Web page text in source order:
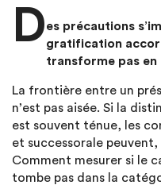
Des précautions
gratification
transforme pas en
La frontière entre un
n’est pas aisée. Si la
est souvent ténue, les
et successorale
Comment mesurer si le
tombe pas dans la